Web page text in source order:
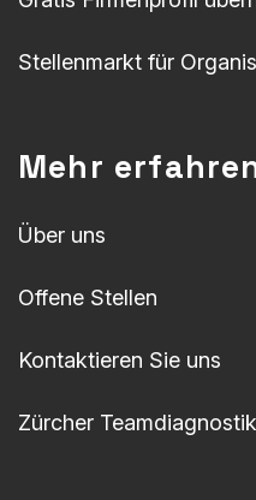
Stellenmarkt für
Mehr
Über uns
Offene Stellen
Kontaktieren Sie uns
Zürcher